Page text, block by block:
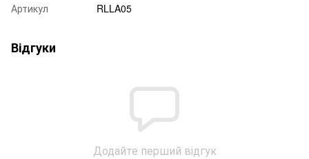
Артикул
RLLA05
Відгуки
Додайте перший відгук